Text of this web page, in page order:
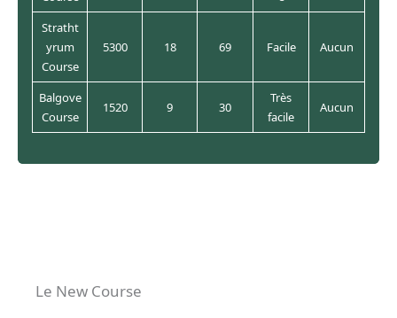
Stratht
yrum
Course
5300 18 69 Facile Aucun
Balgove
Course
1520 9 30
Très
facile
Aucun
Le New Course